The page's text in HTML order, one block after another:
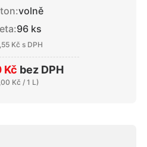
volně
96 ks
Kč s DPH
Kč bez DPH
Kč / 1 L)